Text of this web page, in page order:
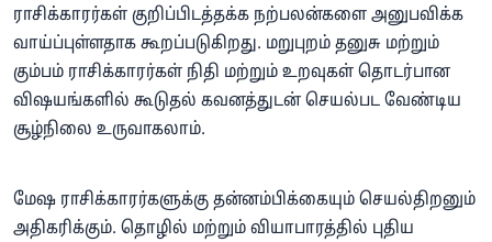
ராசிக்காரர்கள் குறிப்பிடத்தக்க நற்பலன்களை அனுபவிக்க
வாய்ப்புள்ளதாக கூறப்படுகிறது. மறுபுறம் தனுசு மற்றும்
கும்பம் ராசிக்காரர்கள் நிதி மற்றும் உறவுகள் தொடர்பான
விஷயங்களில் கூடுதல் கவனத்துடன் செயல்பட வேண்டிய
சூழ்நிலை உருவாகலாம்.
மேஷ ராசிக்காரர்களுக்கு தன்னம்பிக்கையும் செயல்திறனும்
அதிகரிக்கும். தொழில் மற்றும் வியாபாரத்தில் புதிய